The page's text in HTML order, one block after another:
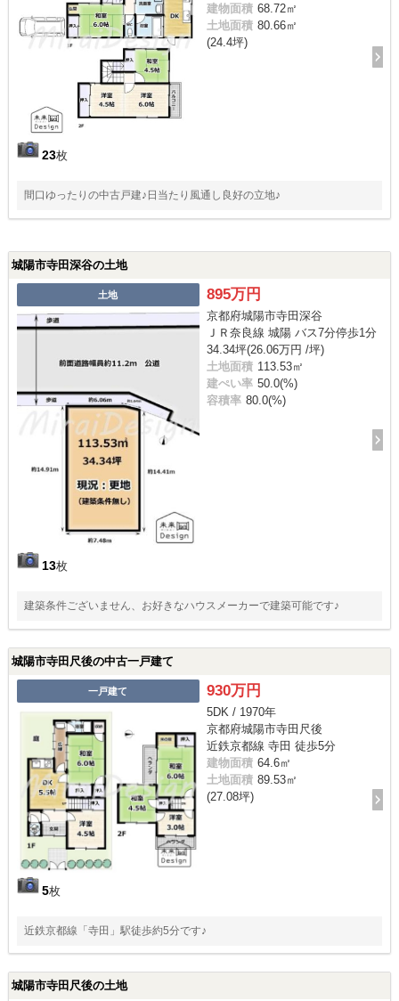
23枚
建物面積 68.72㎡
土地面積 80.66㎡
(24.4坪)
間口ゆったりの中古戸建♪日当たり風通し良好の立地♪
城陽市寺田深谷の土地
土地
13枚
895万円
京都府城陽市寺田深谷
ＪＲ奈良線 城陽 バス7分停歩1分
34.34坪(26.06万円 /坪)
土地面積 113.53㎡
建ぺい率 50.0(%)
容積率 80.0(%)
建築条件ございません、お好きなハウスメーカーで建築可能です♪
城陽市寺田尺後の中古一戸建て
一戸建て
5枚
930万円
5DK / 1970年
京都府城陽市寺田尺後
近鉄京都線 寺田 徒歩5分
建物面積 64.6㎡
土地面積 89.53㎡
(27.08坪)
近鉄京都線「寺田」駅徒歩約5分です♪
城陽市寺田尺後の土地